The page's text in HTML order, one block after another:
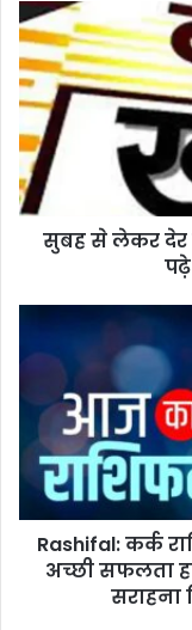
सुबह
से
लेकर
देर
रात
तक
की
हर
बड़ी
RGH
सुबह से लेकर देर
पढ़े
राशि
नौकरी
कार्यरत
लोगों
को
अच्छी
सफलता
Rashifal: कर्क
अच्छी सफलता
सराहना